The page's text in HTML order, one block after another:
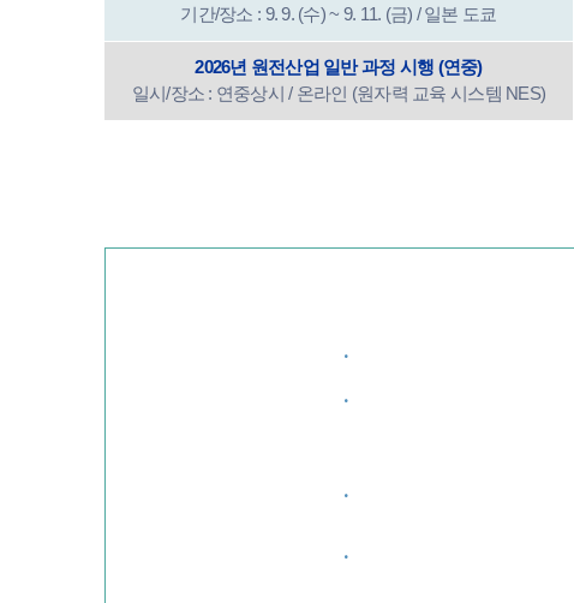
기간/장소 : 9. 9. (수) ~ 9. 11. (금) / 일본 도쿄
2026년 원전산업 일반 과정 시행 (연중)
일시/장소 : 연중상시 / 온라인 (원자력 교육 시스템 NES)
·
·
·
·